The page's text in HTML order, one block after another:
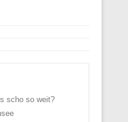
scho so weit?